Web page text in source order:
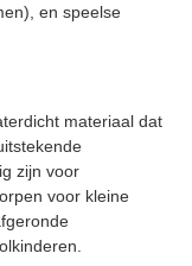
en speelse
materiaal dat
zijn voor
voor kleine